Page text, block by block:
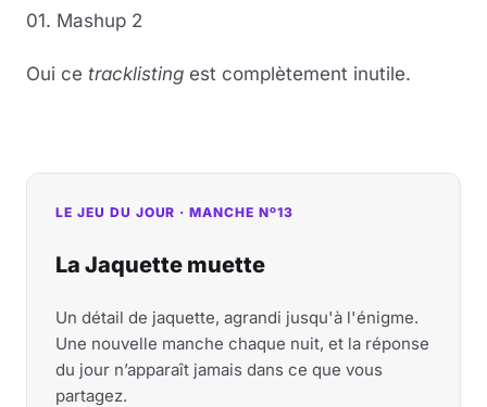
01. Mashup 2
Oui ce tracklisting est complètement inutile.
LE JEU DU JOUR · MANCHE Nº13
La Jaquette muette
Un détail de jaquette, agrandi jusqu'à l'énigme.
Une nouvelle manche chaque nuit, et la réponse
du jour n’apparaît jamais dans ce que vous
partagez.